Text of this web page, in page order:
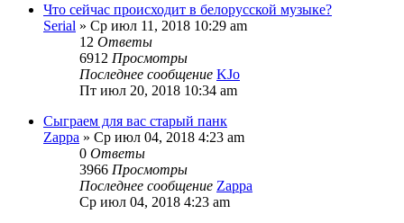
Что сейчас происходит в белорусской музыке?
Serial » Ср июл 11, 2018 10:29 am
12 Ответы
6912 Просмотры
Последнее сообщение KJo
Пт июл 20, 2018 10:34 am
Сыграем для вас старый панк
Zappa » Ср июл 04, 2018 4:23 am
0 Ответы
3966 Просмотры
Последнее сообщение Zappa
Ср июл 04, 2018 4:23 am